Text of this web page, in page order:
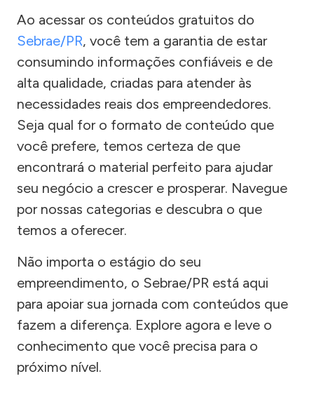
Ao acessar os conteúdos gratuitos do
Sebrae/PR, você tem a garantia de estar
consumindo informações confiáveis e de
alta qualidade, criadas para atender às
necessidades reais dos empreendedores.
Seja qual for o formato de conteúdo que
você prefere, temos certeza de que
encontrará o material perfeito para ajudar
seu negócio a crescer e prosperar. Navegue
por nossas categorias e descubra o que
temos a oferecer.
Não importa o estágio do seu
empreendimento, o Sebrae/PR está aqui
para apoiar sua jornada com conteúdos que
fazem a diferença. Explore agora e leve o
conhecimento que você precisa para o
próximo nível.